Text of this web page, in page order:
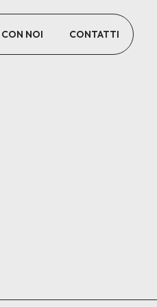
NOI CONTATTI